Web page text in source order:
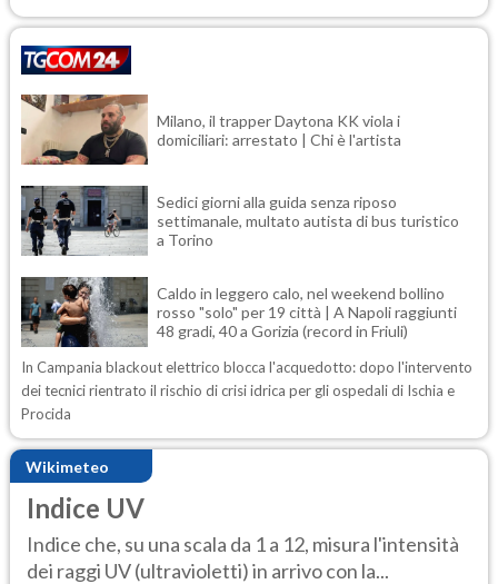
Milano, il trapper Daytona KK viola i
domiciliari: arrestato | Chi è l'artista
Sedici giorni alla guida senza riposo
settimanale, multato autista di bus turistico
a Torino
Caldo in leggero calo, nel weekend bollino
rosso "solo" per 19 città | A Napoli raggiunti
48 gradi, 40 a Gorizia (record in Friuli)
In Campania blackout elettrico blocca l'acquedotto: dopo l'intervento
dei tecnici rientrato il rischio di crisi idrica per gli ospedali di Ischia e
Procida
Wikimeteo
Indice UV
Indice che, su una scala da 1 a 12, misura l'intensità
dei raggi UV (ultravioletti) in arrivo con la...